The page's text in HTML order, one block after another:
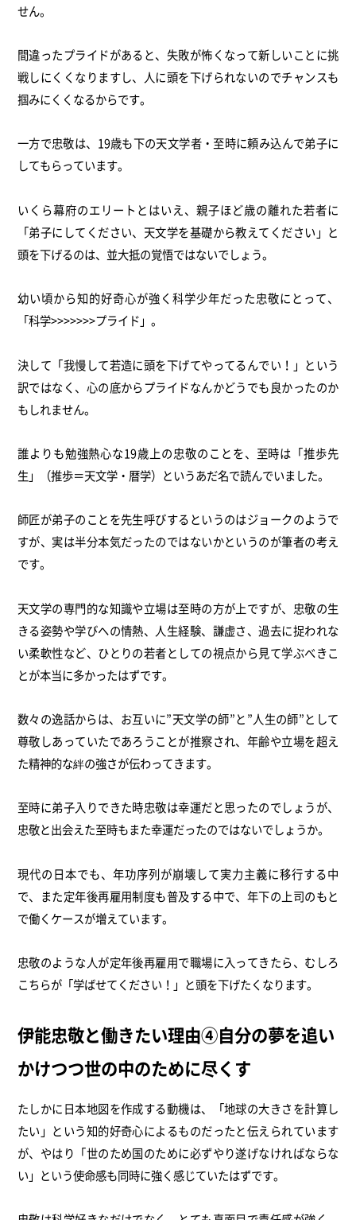
せん。
間違ったプライドがあると、失敗が怖くなって新しいことに挑
戦しにくくなりますし、人に頭を下げられないのでチャンスも
掴みにくくなるからです。
一方で忠敬は、19歳も下の天文学者・至時に頼み込んで弟子に
してもらっています。
いくら幕府のエリートとはいえ、親子ほど歳の離れた若者に
「弟子にしてください、天文学を基礎から教えてください」と
頭を下げるのは、並大抵の覚悟ではないでしょう。
幼い頃から知的好奇心が強く科学少年だった忠敬にとって、
「科学>>>>>>>プライド」。
決して「我慢して若造に頭を下げてやってるんでい！」という
訳ではなく、心の底からプライドなんかどうでも良かったのか
もしれません。
誰よりも勉強熱心な19歳上の忠敬のことを、至時は「推歩先
生」（推歩＝天文学・暦学）というあだ名で読んでいました。
師匠が弟子のことを先生呼びするというのはジョークのようで
すが、実は半分本気だったのではないかというのが筆者の考え
です。
天文学の専門的な知識や立場は至時の方が上ですが、忠敬の生
きる姿勢や学びへの情熱、人生経験、謙虚さ、過去に捉われな
い柔軟性など、ひとりの若者としての視点から見て学ぶべきこ
とが本当に多かったはずです。
数々の逸話からは、お互いに”天文学の師”と”人生の師”として
尊敬しあっていたであろうことが推察され、年齢や立場を超え
た精神的な絆の強さが伝わってきます。
至時に弟子入りできた時忠敬は幸運だと思ったのでしょうが、
忠敬と出会えた至時もまた幸運だったのではないでしょうか。
現代の日本でも、年功序列が崩壊して実力主義に移行する中
で、また定年後再雇用制度も普及する中で、年下の上司のもと
で働くケースが増えています。
忠敬のような人が定年後再雇用で職場に入ってきたら、むしろ
こちらが「学ばせてください！」と頭を下げたくなります。
伊能忠敬と働きたい理由④自分の夢を追い
かけつつ世の中のために尽くす
たしかに日本地図を作成する動機は、「地球の大きさを計算し
たい」という知的好奇心によるものだったと伝えられています
が、やはり「世のため国のために必ずやり遂げなければならな
い」という使命感も同時に強く感じていたはずです。